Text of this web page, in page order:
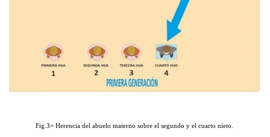
Fig.3= Herencia del abuelo materno sobre el segundo y el cuarto nieto.